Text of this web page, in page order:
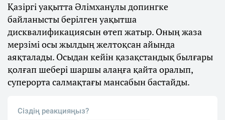
Қазіргі уақытта Әлімханұлы допингке
байланысты берілген уақытша
дисквалификациясын өтеп жатыр. Оның жаза
мерзімі осы жылдың желтоқсан айында
аяқталады. Осыдан кейін қазақстандық былғары
қолғап шебері шаршы алаңға қайта оралып,
суперорта салмақтағы мансабын бастайды.
Сіздің реакцияңыз?